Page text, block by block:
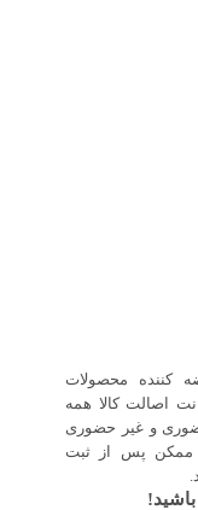
کننده محصولات
اصالت کالا همه
و غیر حضوری
ممکن پس از ثبت